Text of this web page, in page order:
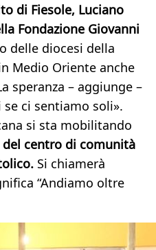
di Fiesole, Luciano
Fondazione Giovanni
delle diocesi della
Medio Oriente anche
speranza – aggiunge –
se ci sentiamo soli».
si sta mobilitando
centro di comunità
Si chiamerà
“Andiamo oltre